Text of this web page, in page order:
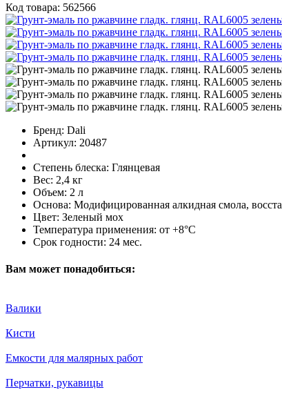
Код товара: 562566
Бренд: Dali
Артикул: 20487
Степень блеска: Глянцевая
Вес: 2,4 кг
Объем: 2 л
Основа: Модифицированная алкидная смола,
Цвет: Зеленый мох
Температура применения: от +8°С
Срок годности: 24 мес.
Вам может понадобиться:
Валики
Кисти
Емкости для малярных работ
Перчатки, рукавицы